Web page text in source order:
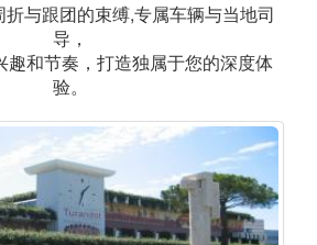
与跟团的束缚,专属车辆与当地司
导，
趣和节奏，打造独属于您的深度体
验。